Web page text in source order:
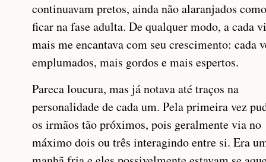
continuavam pretos, ainda não alaranjados
ficar na fase adulta. De qualquer modo, a cada
mais me encantava com seu crescimento: cada
emplumados, mais gordos e mais espertos.
Pareca loucura, mas já notava até traços na
personalidade de cada um. Pela primeira vez
os irmãos tão próximos, pois geralmente via no
máximo dois ou três interagindo entre si. Era